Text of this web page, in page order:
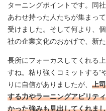
ターニングポイントです。同
あわせ持った人たちが集まっ
受けました。そして何より、
社の企業文化のおかげで、新
長所にフォーカスしてくれる
すね。粘り強くコミットする“
りに自信がありましたが、 上
する力やラーニングアビリテ
かった強みも見出してくれま